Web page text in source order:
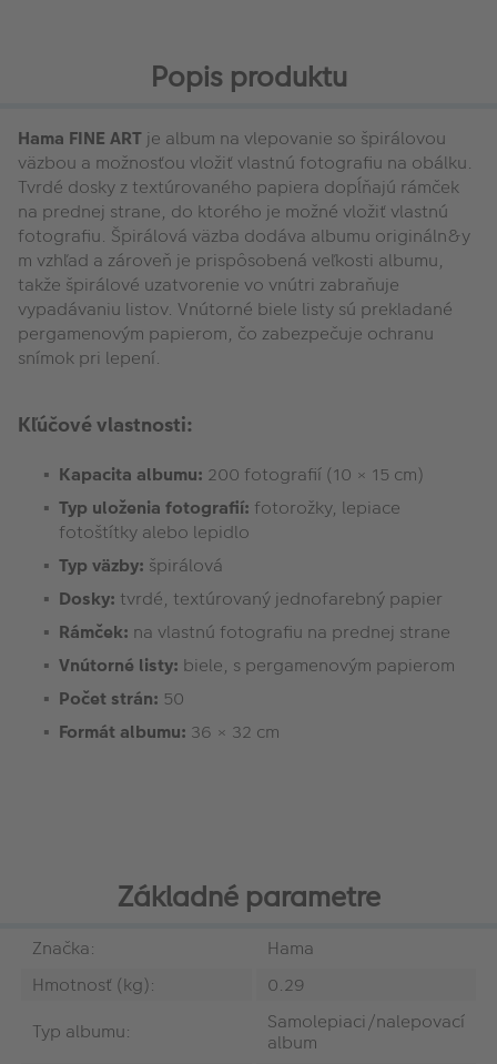
Popis produktu
Hama FINE ART je album na vlepovanie so špirálovou
väzbou a možnosťou vložiť vlastnú fotografiu na obálku.
Tvrdé dosky z textúrovaného papiera dopĺňajú rámček
na prednej strane, do ktorého je možné vložiť vlastnú
fotografiu. Špirálová väzba dodáva albumu origináln&y
m vzhľad a zároveň je prispôsobená veľkosti albumu,
takže špirálové uzatvorenie vo vnútri zabraňuje
vypadávaniu listov. Vnútorné biele listy sú prekladané
pergamenovým papierom, čo zabezpečuje ochranu
snímok pri lepení.
Kľúčové vlastnosti:
Kapacita albumu: 200 fotografií (10 × 15 cm)
Typ uloženia fotografií: fotorožky, lepiace
fotoštítky alebo lepidlo
Typ väzby: špirálová
Dosky: tvrdé, textúrovaný jednofarebný papier
Rámček: na vlastnú fotografiu na prednej strane
Vnútorné listy: biele, s pergamenovým papierom
Počet strán: 50
Formát albumu: 36 × 32 cm
Základné parametre
Značka:
Hama
Hmotnosť (kg):
0.29
Typ albumu:
Samolepiaci/nalepovací
album